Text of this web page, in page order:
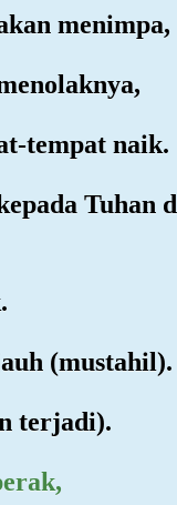
menimpa,
tempat naik.
Tuhan
(mustahil).
terjadi).